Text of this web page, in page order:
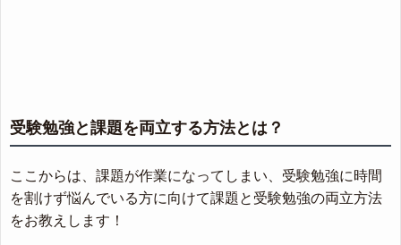
受験勉強と課題を両立する方法とは？
ここからは、課題が作業になってしまい、受験勉強に時間
を割けず悩んでいる方に向けて課題と受験勉強の両立方法
をお教えします！